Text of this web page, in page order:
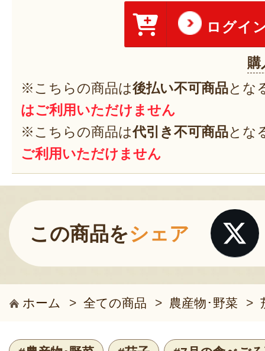
ログイ
購
※こちらの商品は後払い不可商品とな
はご利用いただけません
※こちらの商品は代引き不可商品とな
ご利用いただけません
この商品をシェア
ホーム > 全ての商品 > 農産物･野菜 >